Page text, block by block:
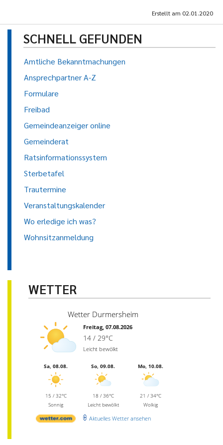
Erstellt am 02.01.2020
SCHNELL GEFUNDEN
Amtliche Bekanntmachungen
Ansprechpartner A-Z
Formulare
Freibad
Gemeindeanzeiger online
Gemeinderat
Ratsinformationssystem
Sterbetafel
Trautermine
Veranstaltungskalender
Wo erledige ich was?
Wohnsitzanmeldung
WETTER
Wetter Durmersheim
Freitag, 07.08.2026
14 / 29°C
Leicht bewölkt
Sa, 08.08.
15 / 32°C
Sonnig
So, 09.08.
18 / 36°C
Leicht bewölkt
Mo, 10.08.
21 / 34°C
Wolkig
Aktuelles Wetter ansehen